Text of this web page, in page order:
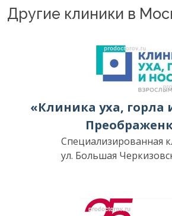
Другие клиники в
«Клиника уха, горла
Специализированная
ул. Большая